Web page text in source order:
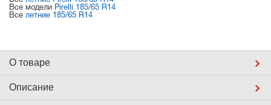
Все модели Pirelli 185/65 R14
Все летние 185/65 R14
О товаре
Описание